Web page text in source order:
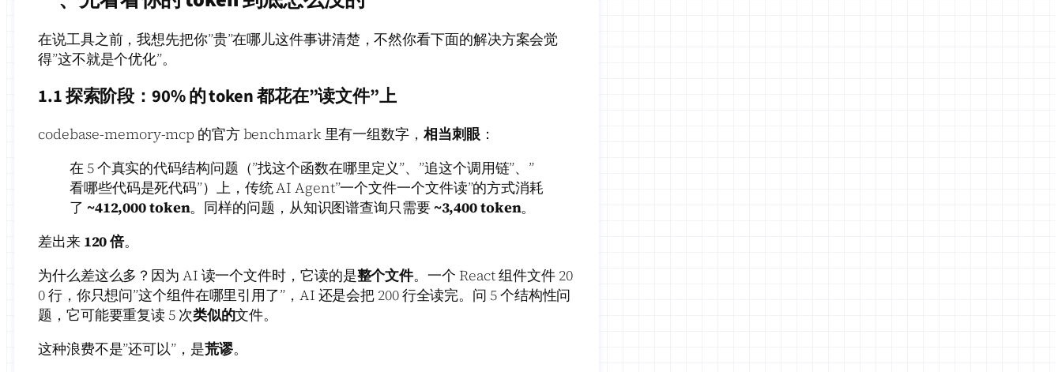
在说工具之前，我想先把你”贵”在哪儿这件事讲清楚，不然你看下面的解决方案会觉
得”这不就是个优化”。
1.1 探索阶段：90% 的 token 都花在”读文件”上
codebase-memory-mcp 的官方 benchmark 里有一组数字， 相当刺眼：
在 5 个真实的代码结构问题（”找这个函数在哪里定义”、”追这个调用链”、”
看哪些代码是死代码”）上，传统 AI Agent”一个文件一个文件读”的方式消耗
了 ~412,000 token。同样的问题，从知识图谱查询只需要~3,400 token。
差出来 120 倍。
为什么差这么多？因为 AI 读一个文件时，它读的是整个文件。一个 React 组件文件 20
0 行，你只想问”这个组件在哪里引用了”，AI 还是会把 200 行全读完。问 5 个结构性问
题，它可能要重复读 5 次类似的文件。
这种浪费不是”还可以”，是荒谬。